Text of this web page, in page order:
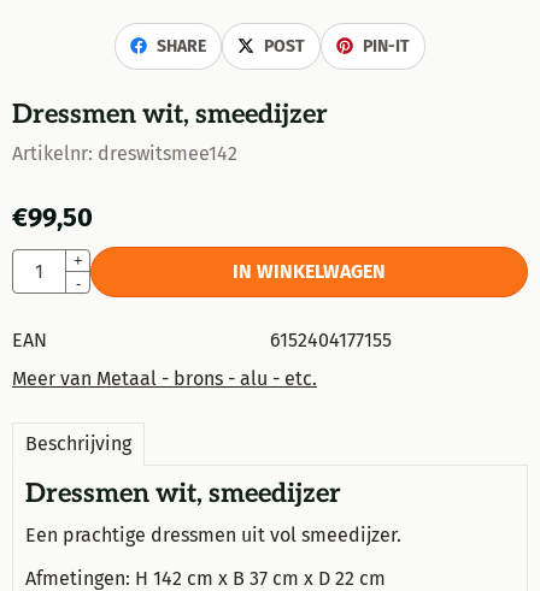
SHARE POST PIN-IT
Dressmen wit, smeedijzer
Artikelnr: dreswitsmee142
€99,50
Aantal
+
-
IN WINKELWAGEN
EAN
6152404177155
Meer van Metaal - brons - alu - etc.
Beschrijving
Dressmen wit, smeedijzer
Een prachtige dressmen uit vol smeedijzer.
Afmetingen: H 142 cm x B 37 cm x D 22 cm